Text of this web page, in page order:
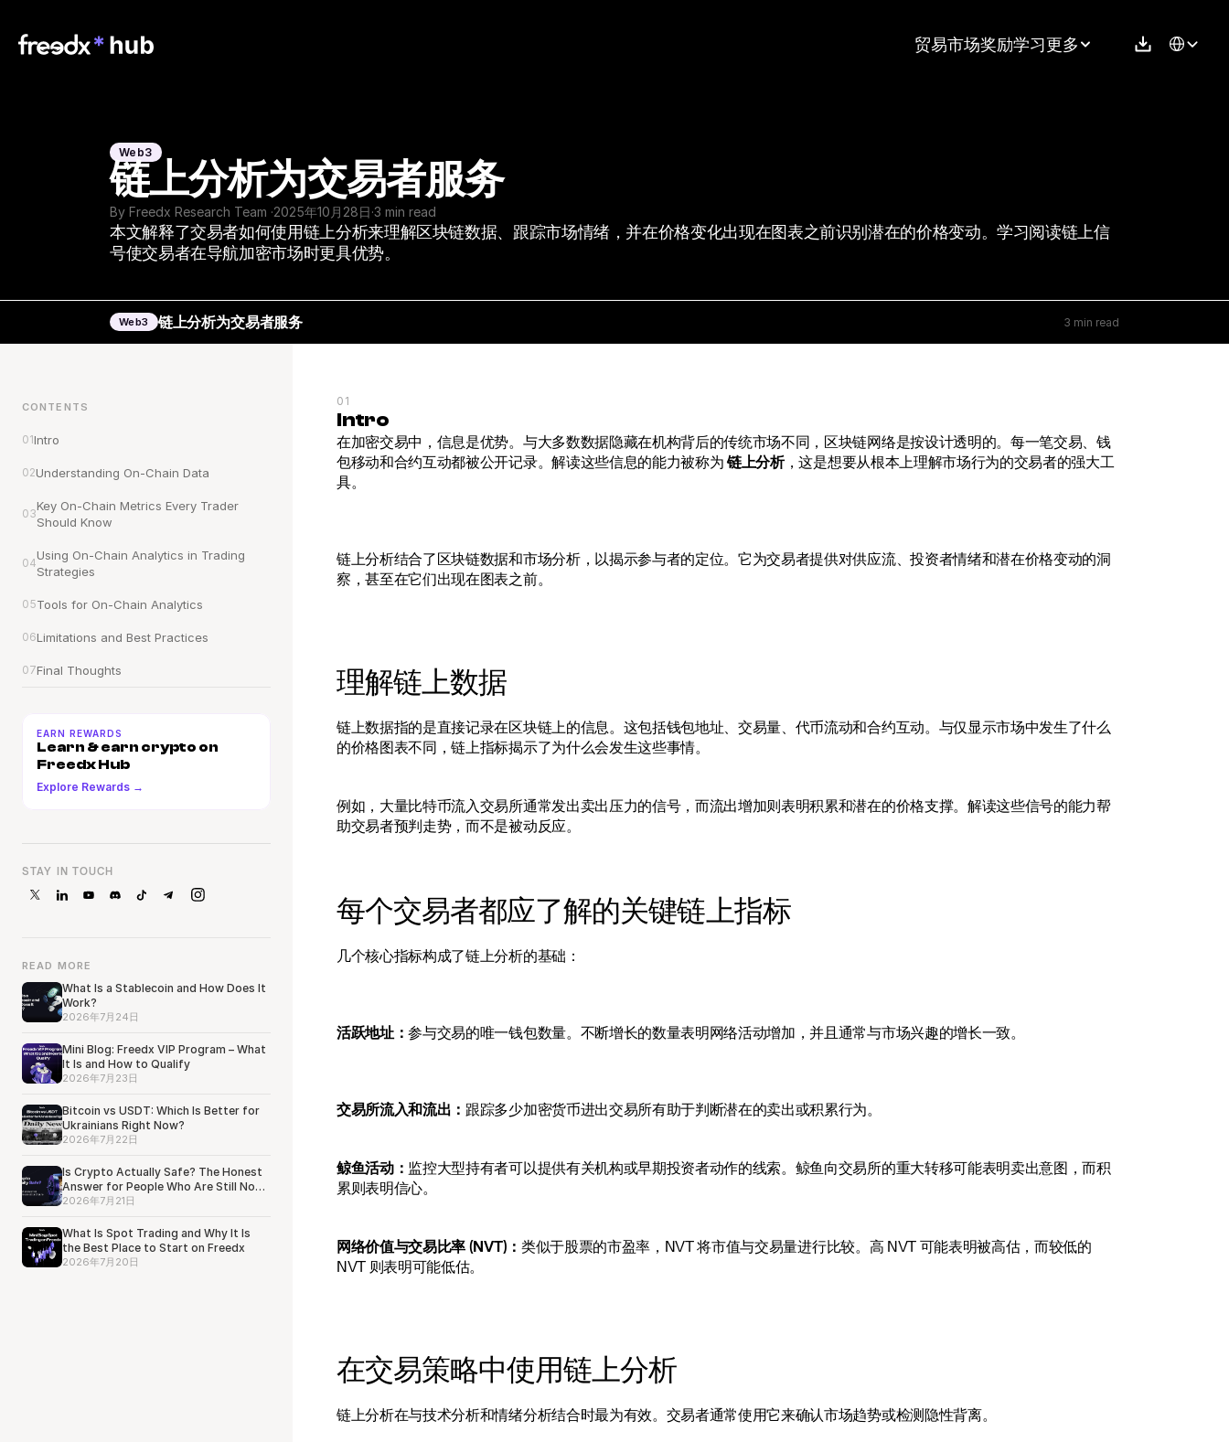
贸易市场奖励学习更多 Select
Web3
链上分析为交易者服务
By Freedx Research Team ·2025年10月28日·3 min read
本文解释了交易者如何使用链上分析来理解区块链数据、跟踪市场情绪，并在价格变化出现在图表之前识别潜在的价格变动。学习阅读链上信
号使交易者在导航加密市场时更具优势。
Web3 链上分析为交易者服务 3 min read
CONTENTS
01Intro
02Understanding On-Chain Data
03
Key On-Chain Metrics Every Trader
Should Know
04
Using On-Chain Analytics in Trading
Strategies
05Tools for On-Chain Analytics
06Limitations and Best Practices
07Final Thoughts
EARN REWARDS
Learn & earn crypto on
Freedx Hub
Explore Rewards →
STAY IN TOUCH
READ MORE
What Is a Stablecoin and How Does It
Work?
2026年7月24日
Mini Blog: Freedx VIP Program – What
It Is and How to Qualify
2026年7月23日
Bitcoin vs USDT: Which Is Better for
Ukrainians Right Now?
2026年7月22日
Is Crypto Actually Safe? The Honest
Answer for People Who Are Still Not
Sure
2026年7月21日
What Is Spot Trading and Why It Is
the Best Place to Start on Freedx
2026年7月20日
01
Intro
在加密交易中，信息是优势。与大多数数据隐藏在机构背后的传统市场不同，区块链网络是按设计透明的。每一笔交易、钱
包移动和合约互动都被公开记录。解读这些信息的能力被称为 链上分析，这是想要从根本上理解市场行为的交易者的强大工
具。
链上分析结合了区块链数据和市场分析，以揭示参与者的定位。它为交易者提供对供应流、投资者情绪和潜在价格变动的洞
察，甚至在它们出现在图表之前。
理解链上数据
链上数据指的是直接记录在区块链上的信息。这包括钱包地址、交易量、代币流动和合约互动。与仅显示市场中发生了什么
的价格图表不同，链上指标揭示了为什么会发生这些事情。
例如，大量比特币流入交易所通常发出卖出压力的信号，而流出增加则表明积累和潜在的价格支撑。解读这些信号的能力帮
助交易者预判走势，而不是被动反应。
每个交易者都应了解的关键链上指标
几个核心指标构成了链上分析的基础：
活跃地址：参与交易的唯一钱包数量。不断增长的数量表明网络活动增加，并且通常与市场兴趣的增长一致。
交易所流入和流出： 跟踪多少加密货币进出交易所有助于判断潜在的卖出或积累行为。
鲸鱼活动： 监控大型持有者可以提供有关机构或早期投资者动作的线索。鲸鱼向交易所的重大转移可能表明卖出意图，而积
累则表明信心。
网络价值与交易比率 (NVT)： 类似于股票的市盈率，NVT 将市值与交易量进行比较。高 NVT 可能表明被高估，而较低的
NVT 则表明可能低估。
在交易策略中使用链上分析
链上分析在与技术分析和情绪分析结合时最为有效。交易者通常使用它来确认市场趋势或检测隐性背离。